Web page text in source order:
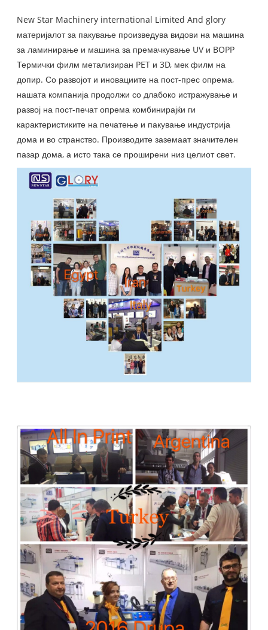
New Star Machinery international Limited And glory
материјалот за пакување произведува видови на машина
за ламинирање и машина за премачкување UV и BOPP
Термички филм метализиран PET и 3D, мек филм на
допир. Со развојот и иновациите на пост-прес опрема,
нашата компанија продолжи со длабоко истражување и
развој на пост-печат опрема комбинирајќи ги
карактеристиките на печатење и пакување индустрија
дома и во странство. Производите заземаат значителен
пазар дома, а исто така се проширени низ целиот свет.